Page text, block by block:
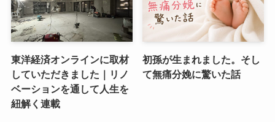
東洋経済オンラインに取材
していただきました｜リノ
ベーションを通して人生を
紐解く連載
初孫が生まれました。そし
て無痛分娩に驚いた話